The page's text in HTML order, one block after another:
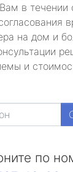
в течении
на дом и
и
по